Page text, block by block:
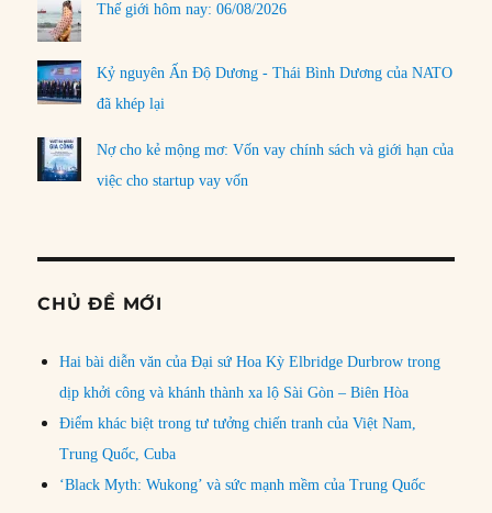
Thế giới hôm nay: 06/08/2026
Kỷ nguyên Ấn Độ Dương - Thái Bình Dương của NATO
đã khép lại
Nợ cho kẻ mộng mơ: Vốn vay chính sách và giới hạn của
việc cho startup vay vốn
CHỦ ĐỀ MỚI
Hai bài diễn văn của Đại sứ Hoa Kỳ Elbridge Durbrow trong
dịp khởi công và khánh thành xa lộ Sài Gòn – Biên Hòa
Điểm khác biệt trong tư tưởng chiến tranh của Việt Nam,
Trung Quốc, Cuba
‘Black Myth: Wukong’ và sức mạnh mềm của Trung Quốc